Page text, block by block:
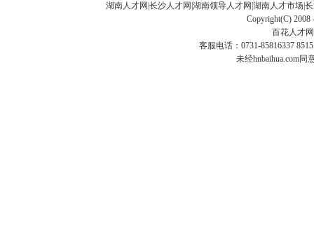
湖南人才网 长沙人才网 湖南领导人才网 湖南人才市场
Copyright(C) 2008
百花人才网
客服电话：0731-85816337
未经hnbaihua.com